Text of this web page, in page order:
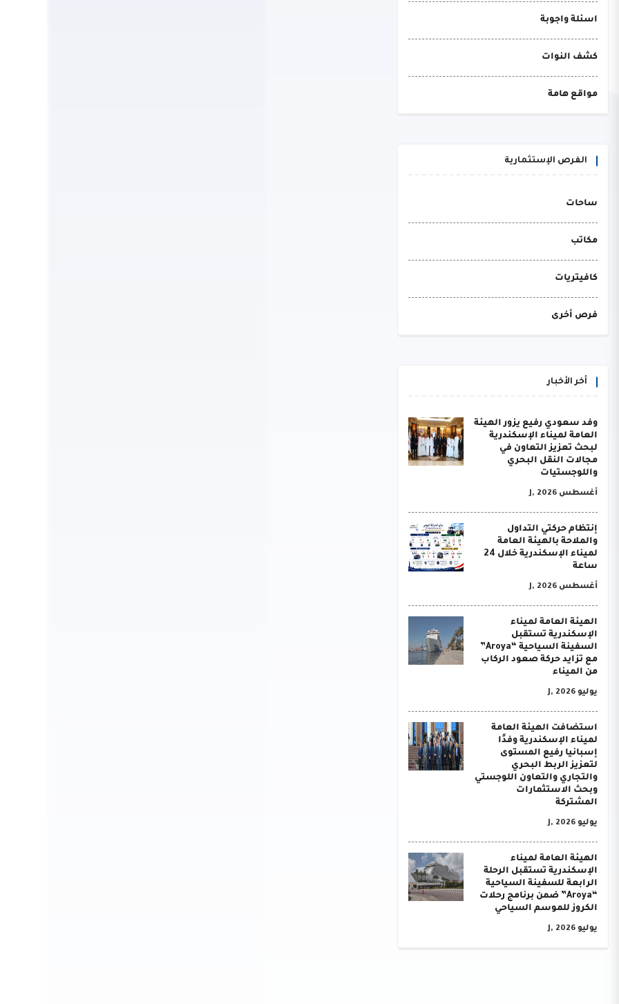
اسئلة واجوبة
كشف النوات
مواقع هامة
الفرص الإستثمارية
ساحات
مكاتب
كافيتريات
فرص أخرى
أخر الأخبار
وفد سعودي رفيع يزور الهيئة
العامة لميناء الإسكندرية
لبحث تعزيز التعاون في
مجالات النقل البحري
واللوجستيات
أغسطس J, 2026
إنتظام حركتي التداول
والملاحة بالهيئة العامة
لميناء الإسكندرية خلال 24
ساعة
أغسطس J, 2026
الهيئة العامة لميناء
الإسكندرية تستقبل
السفينة السياحية “Aroya”
مع تزايد حركة صعود الركاب
من الميناء
يوليو J, 2026
استضافت الهيئة العامة
لميناء الإسكندرية وفدًا
إسبانيا رفيع المستوى
لتعزيز الربط البحري
والتجاري والتعاون اللوجستي
وبحث الاستثمارات
المشتركة
يوليو J, 2026
الهيئة العامة لميناء
الإسكندرية تستقبل الرحلة
الرابعة للسفينة السياحية
“Aroya” ضمن برنامج رحلات
الكروز للموسم السياحي
يوليو J, 2026